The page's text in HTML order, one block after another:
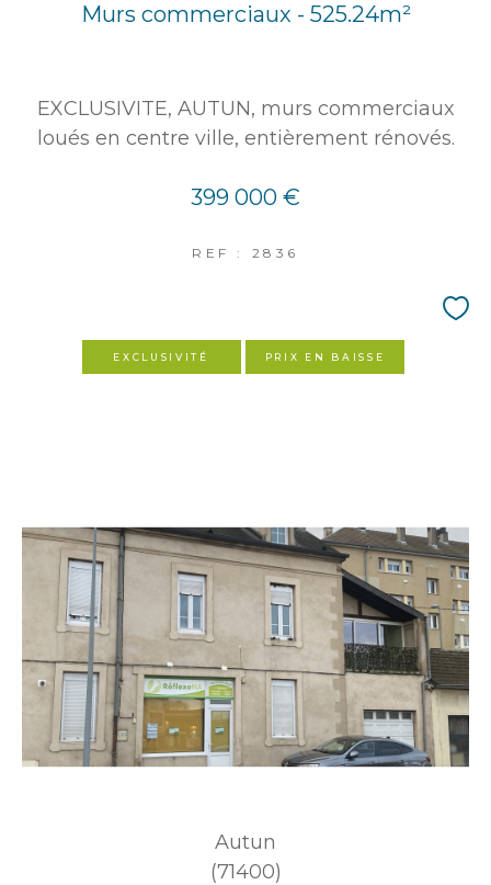
Murs commerciaux - 525.24m²
EXCLUSIVITE, AUTUN, murs commerciaux
loués en centre ville, entièrement rénovés.
399 000 €
REF : 2836
EXCLUSIVITÉ PRIX EN BAISSE
Autun
(71400)